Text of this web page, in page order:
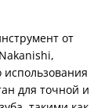
от
для точной и